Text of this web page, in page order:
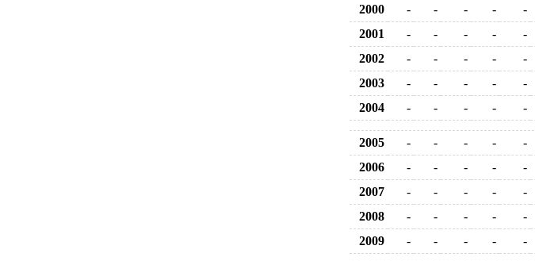
2000 - - - - -
2001
- - - - -
2002
- - - - -
2003
- - - - -
2004
- - - - -
2005 - - - - -
2006
- - - - -
2007
- - - - -
2008
- - - - -
2009
- - - - -